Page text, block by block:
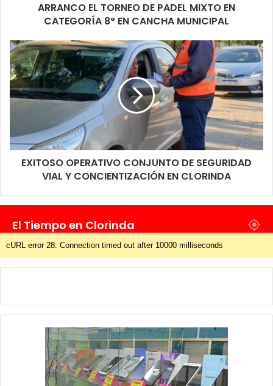
ARRANCO EL TORNEO DE PADEL MIXTO EN
CATEGORÍA 8° EN CANCHA MUNICIPAL
EXITOSO OPERATIVO CONJUNTO DE SEGURIDAD
VIAL Y CONCIENTIZACIÓN EN CLORINDA
El Tiempo en Clorinda
cURL error 28: Connection timed out after 10000 milliseconds